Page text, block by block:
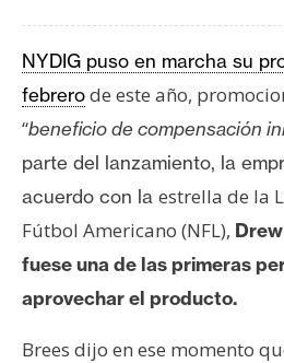
NYDIG puso en marcha su
febrerode este año,
“beneficio de compensación
parte del lanzamiento, la
acuerdo con la estrella de la
Fútbol Americano (NFL),
fuese una de las primeras
aprovechar el producto.
Brees dijo en ese momento